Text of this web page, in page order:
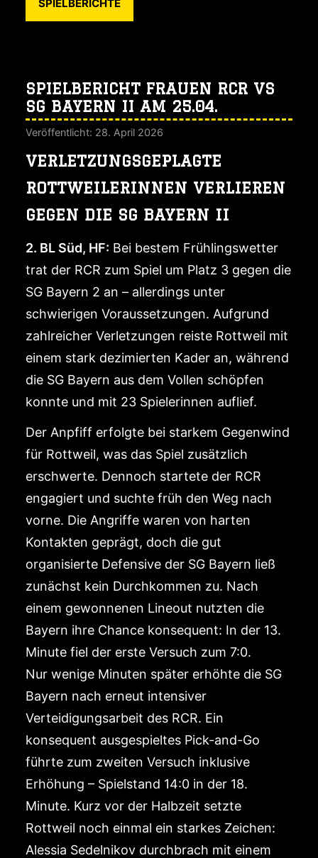
SPIELBERICHTE
SPIELBERICHT FRAUEN RCR VS
SG BAYERN II AM 25.04.
Veröffentlicht: 28. April 2026
VERLETZUNGSGEPLAGTE
ROTTWEILERINNEN VERLIEREN
GEGEN DIE SG BAYERN II
2. BL Süd, HF: Bei bestem Frühlingswetter
trat der RCR zum Spiel um Platz 3 gegen die
SG Bayern 2 an – allerdings unter
schwierigen Voraussetzungen. Aufgrund
zahlreicher Verletzungen reiste Rottweil mit
einem stark dezimierten Kader an, während
die SG Bayern aus dem Vollen schöpfen
konnte und mit 23 Spielerinnen auflief.
Der Anpfiff erfolgte bei starkem Gegenwind
für Rottweil, was das Spiel zusätzlich
erschwerte. Dennoch startete der RCR
engagiert und suchte früh den Weg nach
vorne. Die Angriffe waren von harten
Kontakten geprägt, doch die gut
organisierte Defensive der SG Bayern ließ
zunächst kein Durchkommen zu. Nach
einem gewonnenen Lineout nutzten die
Bayern ihre Chance konsequent: In der 13.
Minute fiel der erste Versuch zum 7:0.
Nur wenige Minuten später erhöhte die SG
Bayern nach erneut intensiver
Verteidigungsarbeit des RCR. Ein
konsequent ausgespieltes Pick-and-Go
führte zum zweiten Versuch inklusive
Erhöhung – Spielstand 14:0 in der 18.
Minute. Kurz vor der Halbzeit setzte
Rottweil noch einmal ein starkes Zeichen:
Alessia Sedelnikov durchbrach mit einem